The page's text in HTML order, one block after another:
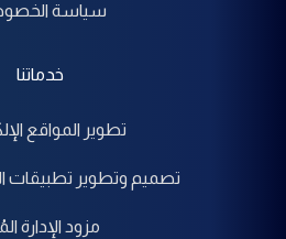
سياسة
خدماتنا
تطوير المواقع
تصميم وتطوير تطبيقات
مزود الإدارة